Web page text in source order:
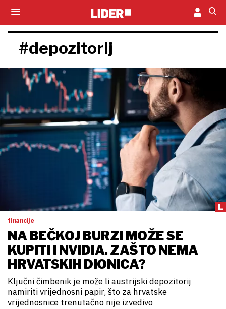
#depozitorij
financije
NA BEČKOJ BURZI MOŽE SE
KUPITI I NVIDIA. ZAŠTO NEMA
HRVATSKIH DIONICA?
Ključni čimbenik je može li austrijski depozitorij
namiriti vrijednosni papir, što za hrvatske
vrijednosnice trenutačno nije izvedivo